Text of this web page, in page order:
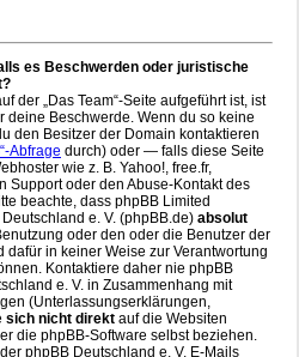
es Beschwerden oder juristische
der „Das Team“-Seite aufgeführt ist, ist
deine Beschwerde. Wenn du so keine
den Besitzer der Domain kontaktieren
Abfrage durch) oder — falls diese Seite
wie z. B. Yahoo!, free.fr,
Support oder den Abuse-Kontakt des
beachte, dass phpBB Limited
e. V. (phpBB.de) absolut
oder den oder die Benutzer der
dafür in keiner Weise zur Verantwortung
Kontaktiere daher nie phpBB
e. V. in Zusammenhang mit
(Unterlassungserklärungen,
sich nicht direkt auf die Websiten
die phpBB-Software selbst beziehen.
phpBB Deutschland e. V. E-Mails